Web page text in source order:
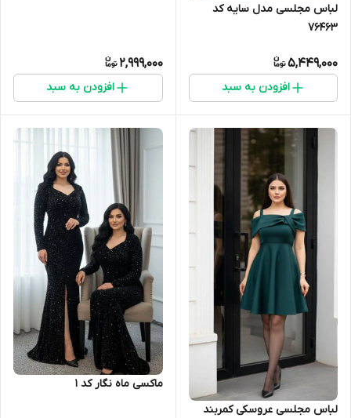
لباس مجلسی مدل سایه کد
76463
5,449,000
افزودن به سبد
2,999,000
افزودن به سبد
لباس مجلسی عروسکی کمربند
ماکسی ماه نگار کد 1